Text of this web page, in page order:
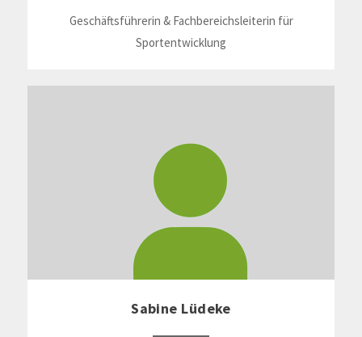
Geschäftsführerin & Fachbereichsleiterin für
Sportentwicklung
Sabine Lüdeke